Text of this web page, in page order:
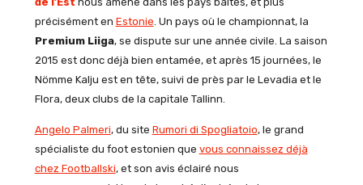
précisément en Estonie . Un pays où le championnat, la
Premium Liiga, se dispute sur une année civile. La saison
2015 est donc déjà bien entamée, et après 15 journées, le
Nömme Kalju est en tête, suivi de près par le Levadia et le
Flora, deux clubs de la capitale Tallinn.
Angelo Palmeri, du site Rumori di Spogliatoio, le grand
spécialiste du foot estonien que vous connaissez déjà
chez Footballski, et son avis éclairé nous